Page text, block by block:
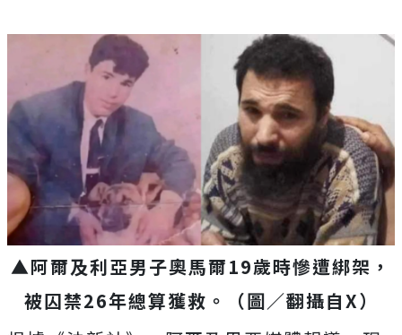
▲阿爾及利亞男子奧馬爾19歲時慘遭綁架，
被囚禁26年總算獲救。（圖／翻攝自X）